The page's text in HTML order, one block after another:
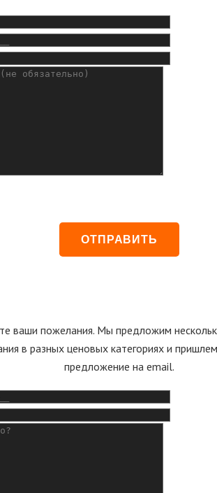
ваши пожелания. Мы предложим
в разных ценовых категориях и
предложение на email.